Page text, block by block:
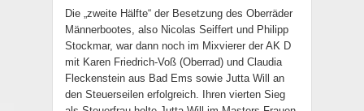
Die „zweite Hälfte“ der Besetzung des Oberräder
Männerbootes, also Nicolas Seiffert und Philipp
Stockmar, war dann noch im Mixvierer der AK D
mit Karen Friedrich-Voß (Oberrad) und Claudia
Fleckenstein aus Bad Ems sowie Jutta Will an
den Steuerseilen erfolgreich. Ihren vierten Sieg